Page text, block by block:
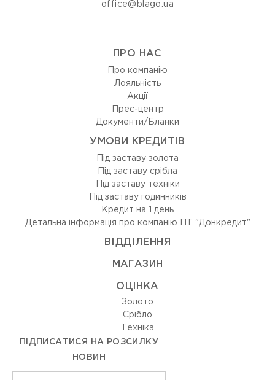
office@blago.ua
ПРО НАС
Про компанію
Лояльність
Акції
Прес-центр
Документи/Бланки
УМОВИ КРЕДИТІВ
Під заставу золота
Під заставу срібла
Під заставу техніки
Під заставу годинників
Кредит на 1 день
Детальна інформація про компанію ПТ "Донкредит"
ВIДДIЛЕННЯ
МАГАЗИН
ОЦIНКА
Золото
Срiбло
Технiка
ПІДПИСАТИСЯ НА РОЗСИЛКУ
НОВИН